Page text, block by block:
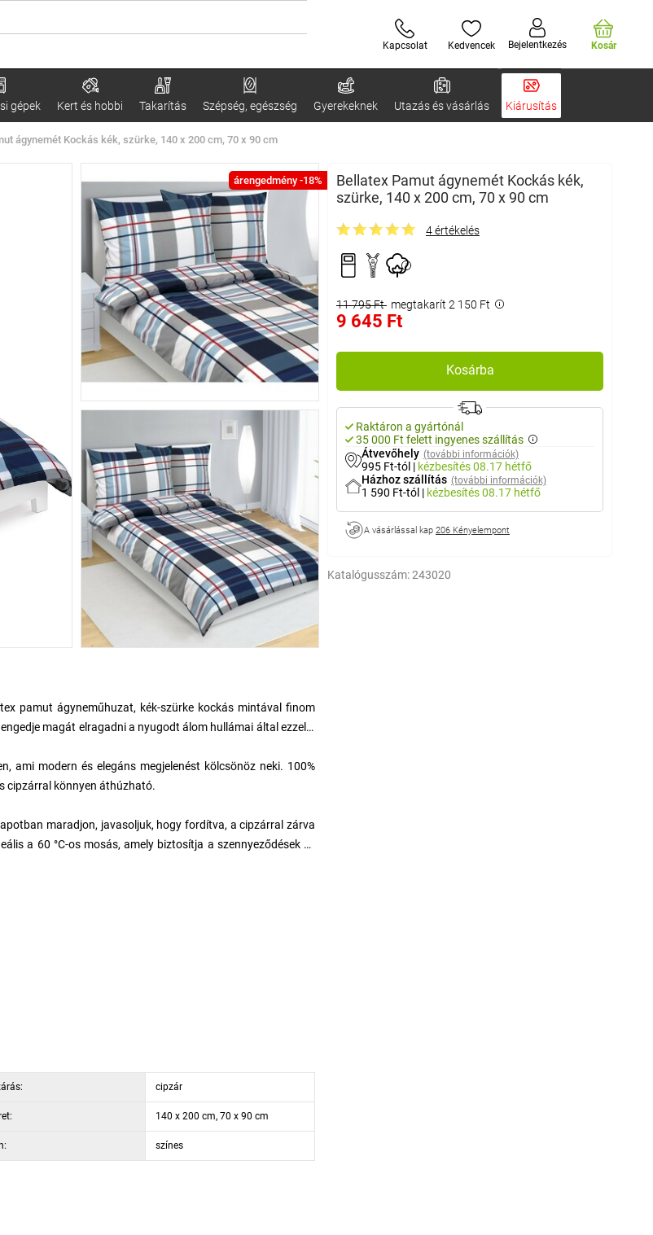
Kapcsolat Kedvencek Bejelentkezés Kosár
gépek Kert és hobbi Takarítás Szépség, egészség Gyerekeknek Utazás és vásárlás Kiárusítás
ágynemét Kockás kék, szürke, 140 x 200 cm, 70 x 90 cm
árengedmény -18%
Bellatex Pamut ágynemét Kockás kék,
szürke, 140 x 200 cm, 70 x 90 cm
4 értékelés
11 795 Ft megtakarít 2 150 Ft
9 645 Ft
Kosárba
Raktáron a gyártónál
35 000 Ft felett ingyenes szállítás
Átvevőhely (további információk)
995 Ft-tól | kézbesítés08.17 hétfő
Házhoz szállítás (további információk)
1 590 Ft-tól | kézbesítés08.17 hétfő
A vásárlással kap 206 Kényelempont
Katalógusszám:243020
pamut ágyneműhuzat, kék-szürke kockás mintával finom
magát elragadni a nyugodt álom hullámai által ezzel a
ami modern és elegáns megjelenést kölcsönöz neki. 100%
cipzárral könnyen áthúzható.
maradjon, javasoljuk, hogy fordítva, a cipzárral zárva
a 60 °C-os mosás, amely biztosítja a szennyeződések és
cipzár
140 x 200 cm, 70 x 90 cm
színes